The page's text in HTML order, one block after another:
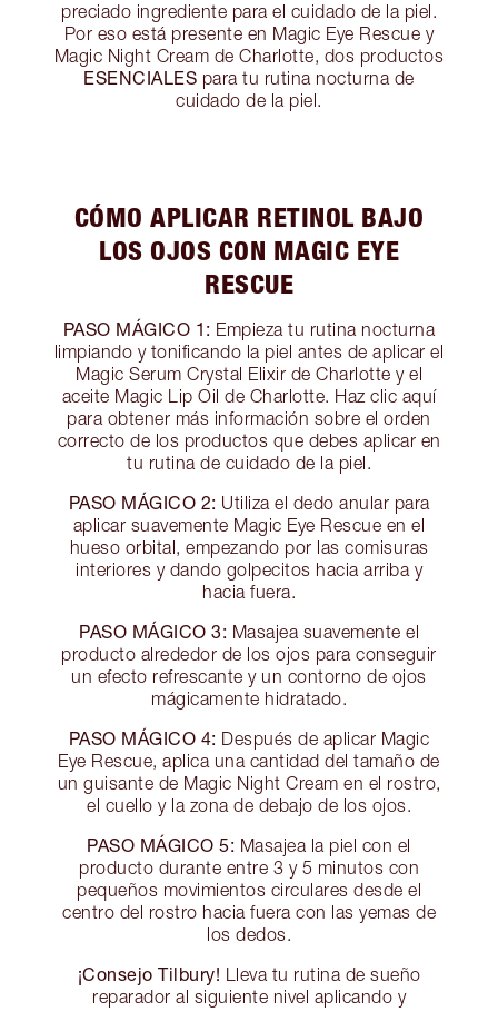
preciado ingrediente para el cuidado de la piel.
Por eso está presente en Magic Eye Rescue y
Magic Night Cream de Charlotte, dos productos
ESENCIALES para tu rutina nocturna de
cuidado de la piel.
CÓMO APLICAR RETINOL BAJO
LOS OJOS CON MAGIC EYE
RESCUE
PASO MÁGICO 1: Empieza tu rutina nocturna
limpiando y tonificando la piel antes de aplicar el
Magic Serum Crystal Elixir de Charlotte y el
aceite Magic Lip Oil de Charlotte. Haz clic aquí
para obtener más información sobre el orden
correcto de los productos que debes aplicar en
tu rutina de cuidado de la piel.
PASO MÁGICO 2: Utiliza el dedo anular para
aplicar suavemente Magic Eye Rescue en el
hueso orbital, empezando por las comisuras
interiores y dando golpecitos hacia arriba y
hacia fuera.
PASO MÁGICO 3: Masajea suavemente el
producto alrededor de los ojos para conseguir
un efecto refrescante y un contorno de ojos
mágicamente hidratado.
PASO MÁGICO 4: Después de aplicar Magic
Eye Rescue, aplica una cantidad del tamaño de
un guisante de Magic Night Cream en el rostro,
el cuello y la zona de debajo de los ojos.
PASO MÁGICO 5: Masajea la piel con el
producto durante entre 3 y 5 minutos con
pequeños movimientos circulares desde el
centro del rostro hacia fuera con las yemas de
los dedos.
¡Consejo Tilbury! Lleva tu rutina de sueño
reparador al siguiente nivel aplicando y